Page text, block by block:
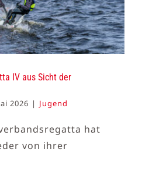
IV aus Sicht der
2026 | Jugend
hat
von ihrer